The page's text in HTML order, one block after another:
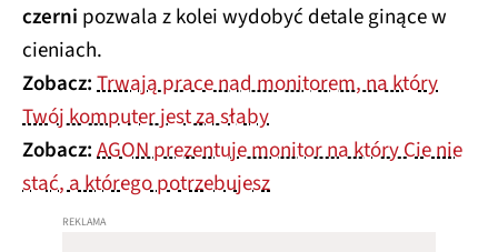
czerni pozwala z kolei wydobyć detale ginące w
cieniach.
Zobacz:Trwają prace nad monitorem, na który
Twój komputer jest za słaby
Zobacz:AGON prezentuje monitor na który Cie nie
stać, a którego potrzebujesz